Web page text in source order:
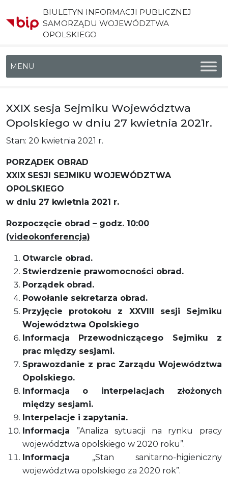
BIULETYN INFORMACJI PUBLICZNEJ
SAMORZĄDU WOJEWÓDZTWA
OPOLSKIEGO
Menu główne
XXIX sesja Sejmiku Województwa
Opolskiego w dniu 27 kwietnia 2021r.
Stan: 20 kwietnia 2021 r.
PORZĄDEK OBRAD
XXIX SESJI SEJMIKU WOJEWÓDZTWA
OPOLSKIEGO
w dniu 27 kwietnia 2021 r.
Rozpoczęcie obrad – godz. 10:00
(videokonferencja)
Otwarcie obrad.
Stwierdzenie prawomocności obrad.
Porządek obrad.
Powołanie sekretarza obrad.
Przyjęcie protokołu z XXVIII sesji Sejmiku
Województwa Opolskiego
Informacja Przewodniczącego Sejmiku z
prac między sesjami.
Sprawozdanie z prac Zarządu Województwa
Opolskiego.
Informacja o interpelacjach złożonych
między sesjami.
Interpelacje i zapytania.
Informacja ”Analiza sytuacji na rynku pracy
województwa opolskiego w 2020 roku”.
Informacja „Stan sanitarno-higieniczny
województwa opolskiego za 2020 rok”.